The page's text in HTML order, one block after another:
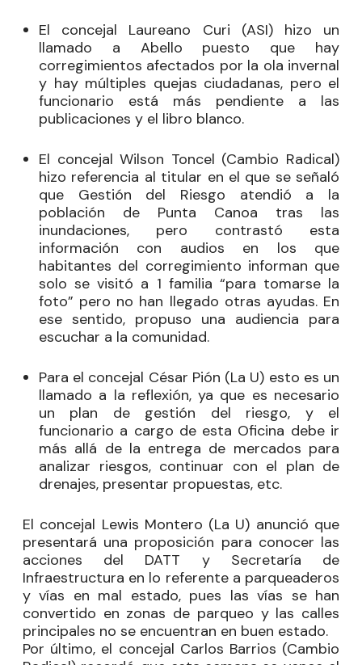
El concejal Laureano Curi (ASI) hizo un
llamado a Abello puesto que hay
corregimientos afectados por la ola invernal
y hay múltiples quejas ciudadanas, pero el
funcionario está más pendiente a las
publicaciones y el libro blanco.
El concejalWilson Toncel (Cambio Radical)
hizo referencia al titular en el que se señaló
que Gestión del Riesgo atendió a la
población de Punta Canoa tras las
inundaciones, pero contrastó esta
información con audios en los que
habitantes del corregimiento informan que
solo se visitó a 1 familia “para tomarse la
foto” pero no han llegado otras ayudas. En
ese sentido, propuso una audiencia para
escuchar a la comunidad.
Para el concejal César Pión (La U) esto es un
llamado a la reflexión, ya que es necesario
un plan de gestión del riesgo, y el
funcionario a cargo de esta Oficina debe ir
más allá de la entrega de mercados para
analizar riesgos, continuar con el plan de
drenajes, presentar propuestas, etc.
El concejal Lewis Montero (La U) anunció que
presentará una proposición para conocer las
acciones del DATT y Secretaría de
Infraestructura en lo referente a parqueaderos
y vías en mal estado, pues las vías se han
convertido en zonas de parqueo y las calles
principales no se encuentran en buen estado.
Por último, el concejal Carlos Barrios (Cambio